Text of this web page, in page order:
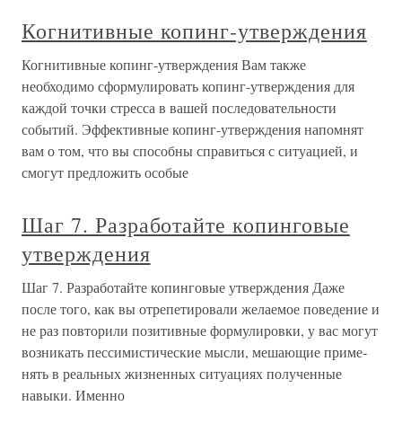
Когнитивные копинг-утверждения
Когнитивные копинг-утверждения Вам также
необходимо сформулировать копинг-утверж­дения для
каждой точки стресса в вашей последовательности
событий. Эффективные копинг-утверждения напомнят
вам о том, что вы способны справиться с ситуацией, и
смогут пред­ложить особые
Шаг 7. Разработайте копинговые
утверждения
Шаг 7. Разработайте копинговые утверждения Даже
после того, как вы отрепетировали желаемое пове­дение и
не раз повторили позитивные формулировки, у вас могут
возникать пессимистические мысли, мешающие приме­
нять в реальных жизненных ситуациях полученные
навыки. Именно